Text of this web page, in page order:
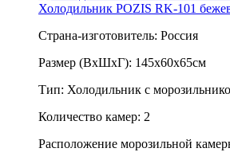
Холодильник POZIS RK-101
Страна-изготовитель: Россия
Размер (ВхШхГ): 145х60х65см
Тип: Холодильник с
Количество камер: 2
Расположение морозильной